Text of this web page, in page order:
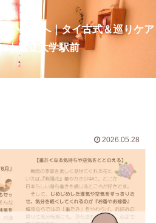
い呼吸へ｜タイ古式＆巡りケア
｜都立大学駅前
2026.05.28